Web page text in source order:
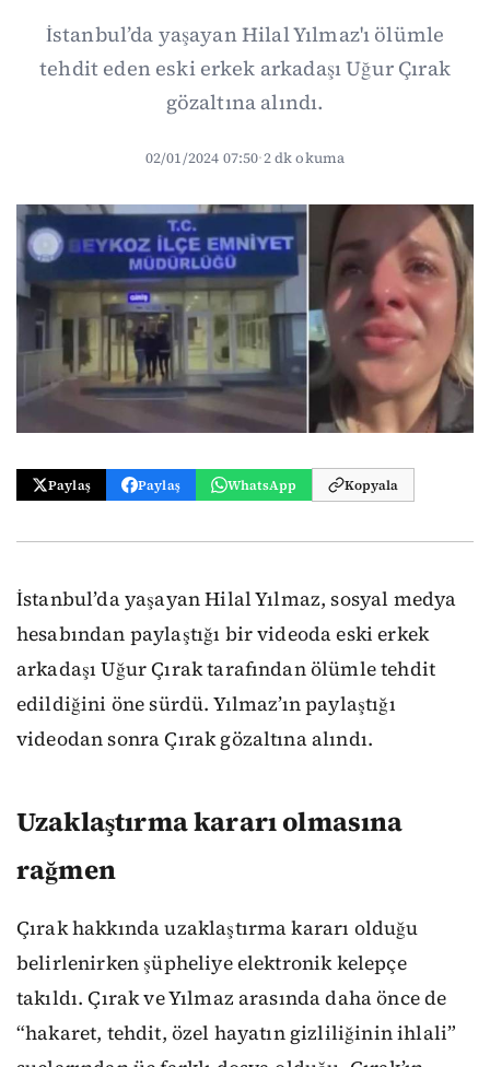
İstanbul’da yaşayan Hilal Yılmaz'ı ölümle
tehdit eden eski erkek arkadaşı Uğur Çırak
gözaltına alındı.
02/01/2024 07:50·2 dk okuma
Paylaş Paylaş WhatsApp Kopyala
İstanbul’da yaşayan Hilal Yılmaz, sosyal medya
hesabından paylaştığı bir videoda eski erkek
arkadaşı Uğur Çırak tarafından ölümle tehdit
edildiğini öne sürdü. Yılmaz’ın paylaştığı
videodan sonra Çırak gözaltına alındı.
Uzaklaştırma kararı olmasına
rağmen
Çırak hakkında uzaklaştırma kararı olduğu
belirlenirken şüpheliye elektronik kelepçe
takıldı. Çırak ve Yılmaz arasında daha önce de
“hakaret, tehdit, özel hayatın gizliliğinin ihlali”